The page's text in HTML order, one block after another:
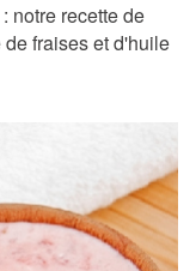
notre recette de
fraises et d'huile